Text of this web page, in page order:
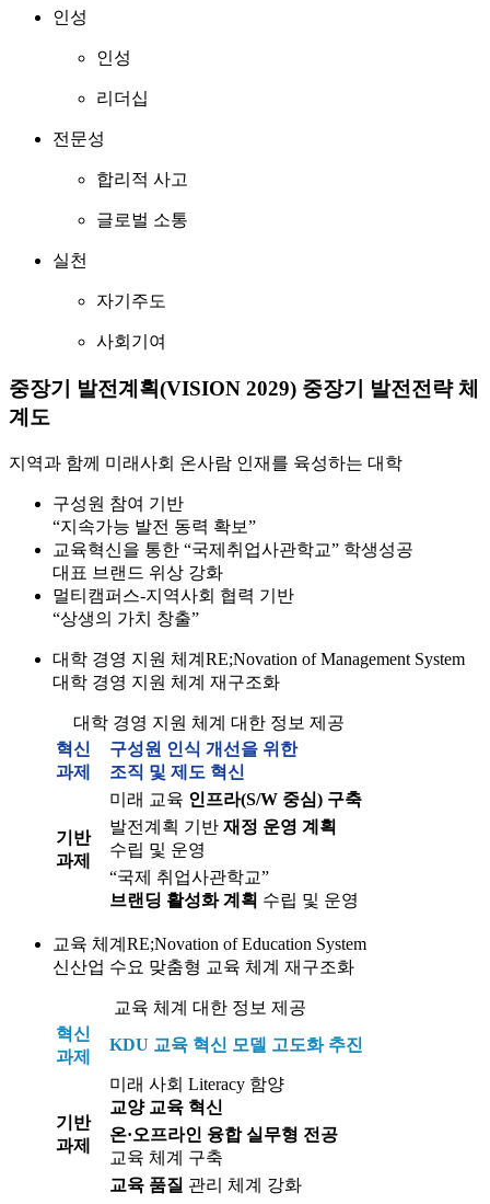
인성
인성
리더십
전문성
합리적 사고
글로벌 소통
실천
자기주도
사회기여
중장기 발전계획(VISION 2029) 중장기 발전전략 체
계도
지역과 함께 미래사회 온사람 인재를 육성하는 대학
구성원 참여 기반
“지속가능 발전 동력 확보”
교육혁신을 통한 “국제취업사관학교” 학생성공
대표 브랜드 위상 강화
멀티캠퍼스-지역사회 협력 기반
“상생의 가치 창출”
대학 경영 지원 체계 RE;Novation of Management System
대학 경영 지원 체계 재구조화
대학 경영 지원 체계 대한 정보 제공
혁신
과제
구성원 인식 개선을 위한
조직 및 제도 혁신
기반
과제
미래 교육 인프라(S/W 중심) 구축
발전계획 기반 재정 운영 계획
수립 및 운영
“국제 취업사관학교”
브랜딩 활성화 계획 수립 및 운영
교육 체계 RE;Novation of Education System
신산업 수요 맞춤형 교육 체계 재구조화
교육 체계 대한 정보 제공
혁신
과제
KDU 교육 혁신 모델 고도화 추진
기반
과제
미래 사회 Literacy 함양
교양 교육 혁신
온·오프라인 융합 실무형 전공
교육 체계 구축
교육 품질 관리 체계 강화